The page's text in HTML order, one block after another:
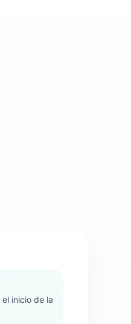
inicio de la